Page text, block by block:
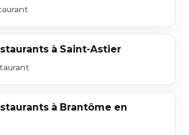
à Saint-Astier
à Brantôme en